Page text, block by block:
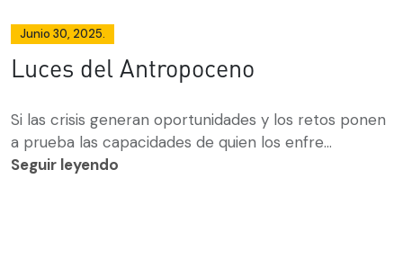
Junio 30, 2025.
Luces del Antropoceno
Si las crisis generan oportunidades y los retos ponen
a prueba las capacidades de quien los enfre...
Seguir leyendo